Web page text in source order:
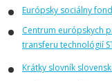
Európsky sociálny fond
Centrum európskych
transferu technológií
Krátky slovník